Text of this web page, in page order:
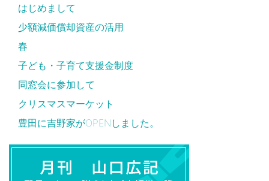
はじめまして
少額減価償却資産の活用
春
子ども・子育て支援金制度
同窓会に参加して
クリスマスマーケット
豊田に吉野家がOPENしました。